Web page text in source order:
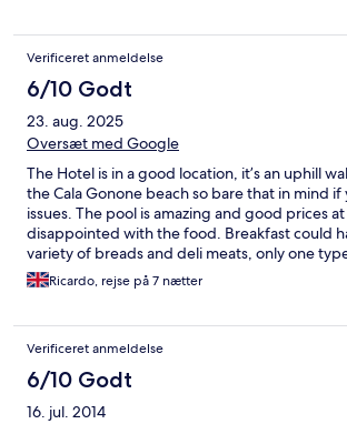
Verificeret anmeldelse
6/10 Godt
23. aug. 2025
Oversæt med Google
The Hotel is in a good location, it’s an uphill
the Cala Gonone beach so bare that in mind
issues. The pool is amazing and good prices
disappointed with the food. Breakfast could
variety of breads and deli meats, only one
Pastries all a bit bland, coffee was good
during Ferragosto and we were told the hotel
unfortunately there was nothing special
opposite. Our room description said it had a
actually an area outside the our room and
room. And the shower enclosure was tiny, so if
broad shoulders like me it will be a struggle.
Ricardo, rejse på 7 nætter
Verificeret anmeldelse
6/10 Godt
16. jul. 2014